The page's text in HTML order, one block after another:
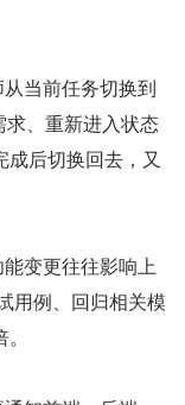
求、重新进入状态
后切换回去，又
用例、回归相关模